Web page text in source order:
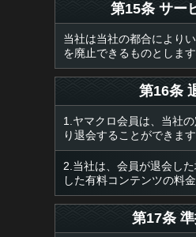
第15条 サー
当社は当社の都合により
を廃止できるものとします
第16条
1.ヤマクロ会員は、当社
り退会することができます
2.当社は、会員が退会し
した有料コンテンツの料
第17条